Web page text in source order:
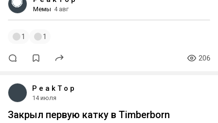
Мемы 4 авг
1 1
206
P e a k T o p
14 июля
Закрыл первую катку в Timberborn